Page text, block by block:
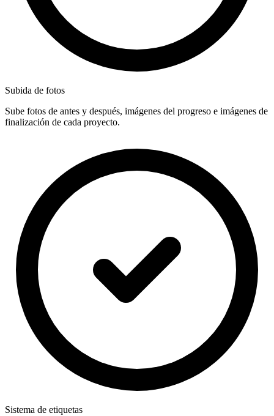
Subida de fotos
Sube fotos de antes y después, imágenes del progreso e imágenes de
finalización de cada proyecto.
Sistema de etiquetas